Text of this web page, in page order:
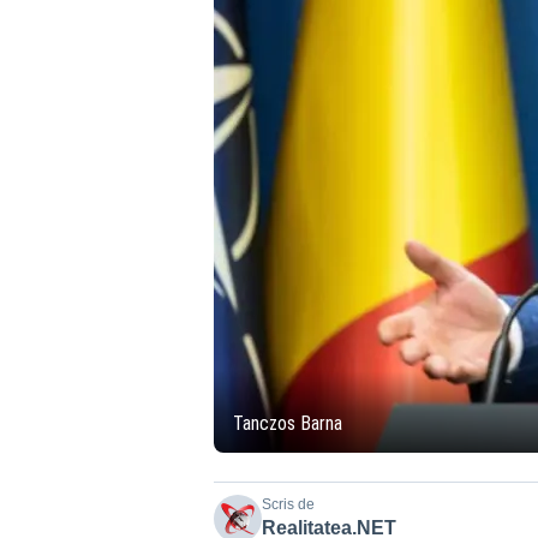
Tanczos Barna
Scris de
Realitatea.NET